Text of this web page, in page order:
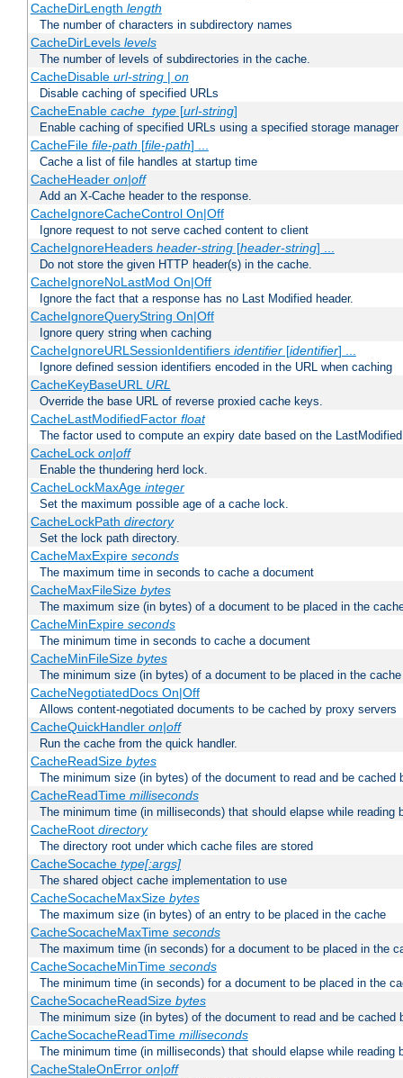
CacheDirLength length
The number of characters in subdirectory names
CacheDirLevels levels
The number of levels of subdirectories in the cache.
CacheDisable url-string| on
Disable caching of specified URLs
CacheEnable cache_type[url-string]
Enable caching of specified URLs using a specified storage manager
CacheFile file-path [file-path] ...
Cache a list of file handles at startup time
CacheHeader on|off
Add an X-Cache header to the response.
CacheIgnoreCacheControl On|Off
Ignore request to not serve cached content to client
CacheIgnoreHeaders header-string[header-string] ...
Do not store the given HTTP header(s) in the cache.
CacheIgnoreNoLastMod On|Off
Ignore the fact that a response has no Last Modified header.
CacheIgnoreQueryString On|Off
Ignore query string when caching
CacheIgnoreURLSessionIdentifiers identifier[identifier] ...
Ignore defined session identifiers encoded in the URL when caching
CacheKeyBaseURL URL
Override the base URL of reverse proxied cache keys.
CacheLastModifiedFactor float
The factor used to compute an expiry date based on the
CacheLock on|off
Enable the thundering herd lock.
CacheLockMaxAge integer
Set the maximum possible age of a cache lock.
CacheLockPath directory
Set the lock path directory.
CacheMaxExpire seconds
The maximum time in seconds to cache a document
CacheMaxFileSize bytes
The maximum size (in bytes) of a document to be placed in the
CacheMinExpire seconds
The minimum time in seconds to cache a document
CacheMinFileSize bytes
The minimum size (in bytes) of a document to be placed in the cache
CacheNegotiatedDocs On|Off
Allows content-negotiated documents to be cached by proxy servers
CacheQuickHandler on|off
Run the cache from the quick handler.
CacheReadSize bytes
The minimum size (in bytes) of the document to read and be cached
CacheReadTime milliseconds
The minimum time (in milliseconds) that should elapse while reading
CacheRoot directory
The directory root under which cache files are stored
CacheSocache type[:args]
The shared object cache implementation to use
CacheSocacheMaxSize bytes
The maximum size (in bytes) of an entry to be placed in the cache
CacheSocacheMaxTime seconds
The maximum time (in seconds) for a document to be placed in the
CacheSocacheMinTime seconds
The minimum time (in seconds) for a document to be placed in the
CacheSocacheReadSize bytes
The minimum size (in bytes) of the document to read and be cached
CacheSocacheReadTime milliseconds
The minimum time (in milliseconds) that should elapse while reading
CacheStaleOnError on|off